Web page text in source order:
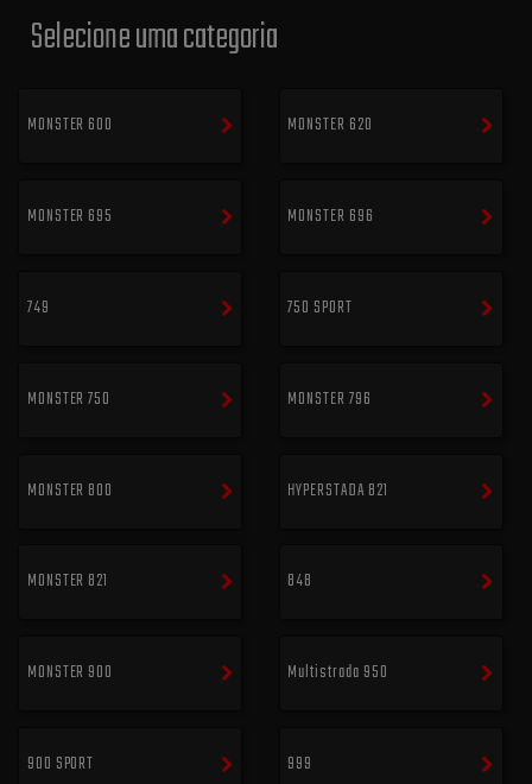
Selecione uma categoria
MONSTER 600 MONSTER 620
MONSTER 695 MONSTER 696
749 750 SPORT
MONSTER 750 MONSTER 796
MONSTER 800 HYPERSTADA 821
MONSTER 821 848
MONSTER 900 Multistrada 950
900 SPORT 999